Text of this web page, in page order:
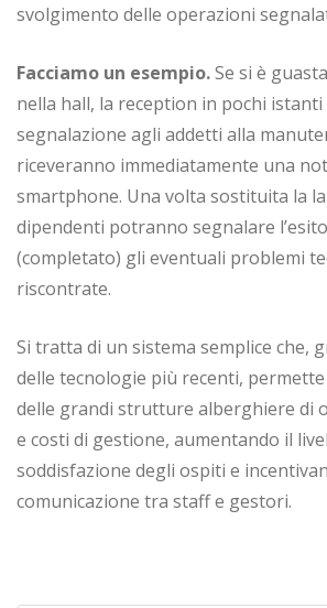
svolgimento delle operazioni
Facciamo un esempio.Se si è
nella hall, la reception in pochi istanti
segnalazione agli addetti alla
riceveranno immediatamente una
smartphone. Una volta sostituita la
dipendenti potranno segnalare
(completato) gli eventuali problemi
riscontrate.
Si tratta di un sistema semplice che,
delle tecnologie più recenti,
delle grandi strutture alberghiere di
e costi di gestione, aumentando il
soddisfazione degli ospiti e
comunicazione tra staff e gestori.